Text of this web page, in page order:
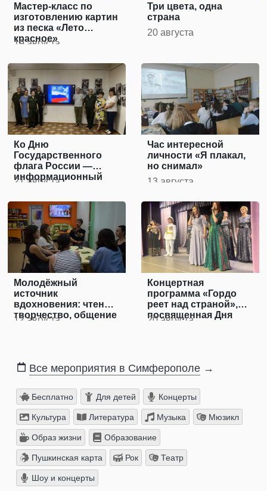
Мастер-класс по
изготовлению картин
из песка «Лето
красное»
19 августа
Три цвета, одна
страна
20 августа
Ко Дню
Государственного
флага России —
информационный
21 августа
Час интересной
личности «Я плакал,
но снимал»
13 августа
Молодёжный
источник
вдохновения: чтение,
творчество, общение
12 августа
Концертная
программа «Гордо
реет над страной»,
посвященная Дня
20 августа
Все мероприятия в Симферополе →
Бесплатно Для детей Концерты
Культура Литература Музыка Мюзикл
Образ жизни Образование
Пушкинская карта Рок Театр
Шоу и концерты